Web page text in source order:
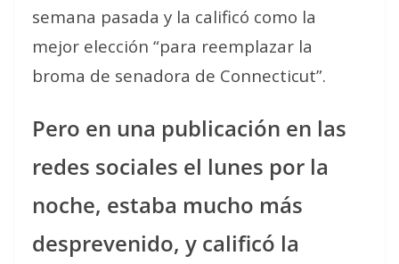
semana pasada y la calificó como la
mejor elección “para reemplazar la
broma de senadora de Connecticut”.
Pero en una publicación en las
redes sociales el lunes por la
noche, estaba mucho más
desprevenido, y calificó la